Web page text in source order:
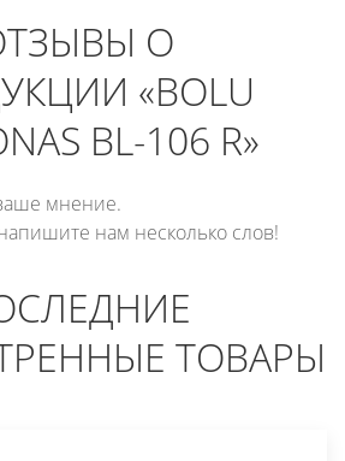
О
«BOLU
BL-106 R»
мнение.
нам несколько слов!
ТОВАРЫ